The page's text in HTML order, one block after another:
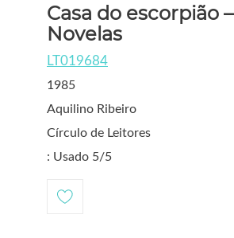
Casa do escorpião –
Novelas
LT019684
1985
Aquilino Ribeiro
Círculo de Leitores
: Usado 5/5